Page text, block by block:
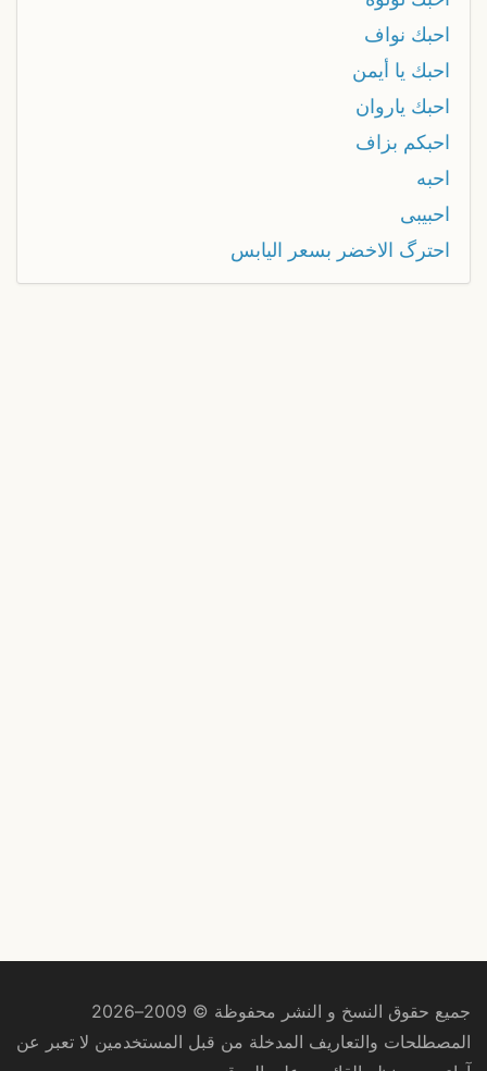
احبك نواف
احبك يا أيمن
احبك ياروان
احبكم بزاف
احبه
احبيبى
احترگ الاخضر بسعر اليابس
جميع حقوق النسخ و النشر محفوظة © 2009–2026
المصطلحات والتعاريف المدخلة من قبل المستخدمين لا تعبر عن